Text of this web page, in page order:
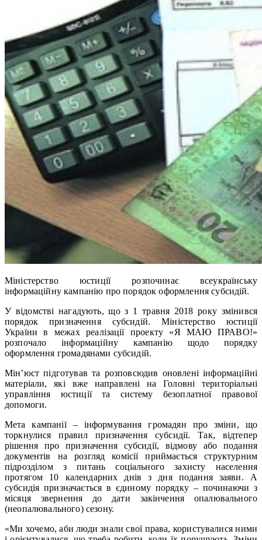
Міністерство юстиції розпочинає всеукраїнську
інформаційну кампанію про порядок оформлення субсидій.
У відомстві нагадують, що з 1 травня 2018 року змінився
порядок призначення субсидій. Міністерство юстиції
України в межах реалізації проекту «Я МАЮ ПРАВО!»
розпочало інформаційну кампанію щодо порядку
оформлення громадянами субсидій.
Мін’юст підготував та розповсюдив оновлені інформаційні
матеріали, які вже направлені на Головні територіальні
управління юстиції та систему безоплатної правової
допомоги.
Мета кампанії – інформування громадян про зміни, що
торкнулися правил призначення субсидії. Так, відтепер
рішення про призначення субсидії, відмову або подання
документів на розгляд комісії приймається структурним
підрозділом з питань соціального захисту населення
протягом 10 календарних днів з дня подання заяви. А
субсидія призначається в єдиному порядку – починаючи з
місяця звернення до дати закінчення опалювального
(неопалювального) сезону.
«Ми хочемо, аби люди знали свої права, користувалися ними